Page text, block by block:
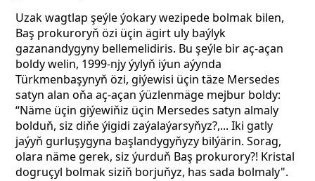
Uzak wagtlap şeýle ýokary wezipede bolmak bilen,
Baş prokuroryň özi üçin ägirt uly baýlyk
gazanandygyny bellemelidiris. Bu şeýle bir aç-açan
boldy welin, 1999-njy ýylyň iýun aýynda
Türkmenbaşynyň özi, giýewisi üçin täze Mersedes
satyn alan oňa aç-açan ýüzlenmäge mejbur boldy:
“Näme üçin giýewiňiz üçin Mersedes satyn almaly
bolduň, siz diňe ýigidi zaýalaýarsyňyz?,... Iki gatly
jaýyň gurluşygyna başlandygyňyzy bilýärin. Sorag,
olara näme gerek, siz ýurduň Baş prokurory?! Kristal
dogruçyl bolmak siziň borjuňyz, has sada bolmaly".